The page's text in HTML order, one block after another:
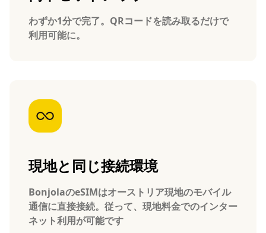
わずか1分で完了。QRコードを読み取るだけで
利用可能に。
現地と同じ接続環境
BonjolaのeSIMはオーストリア現地のモバイル
通信に直接接続。従って、現地料金でのインター
ネット利用が可能です